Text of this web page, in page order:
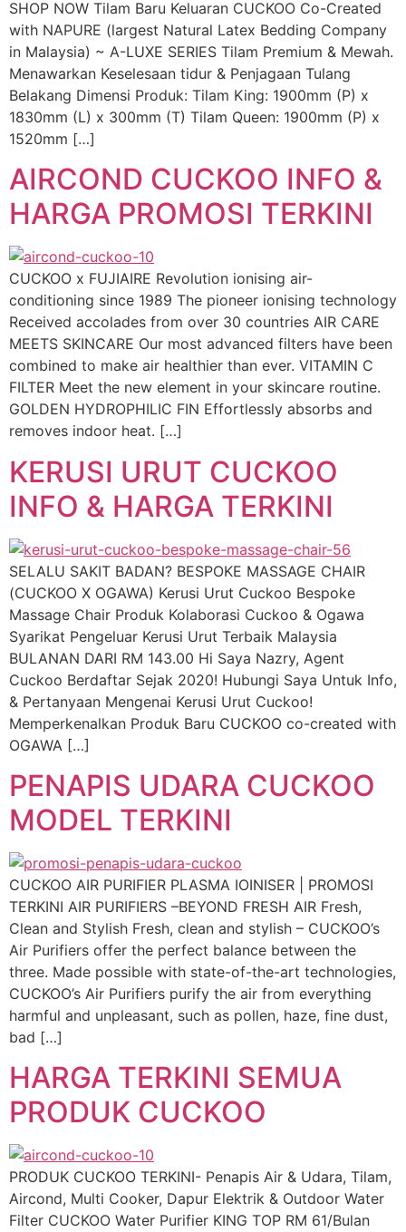
SHOP NOW Tilam Baru Keluaran CUCKOO Co-Created
with NAPURE (largest Natural Latex Bedding Company
in Malaysia) ~ A-LUXE SERIES Tilam Premium & Mewah.
Menawarkan Keselesaan tidur & Penjagaan Tulang
Belakang Dimensi Produk: Tilam King: 1900mm (P) x
1830mm (L) x 300mm (T) Tilam Queen: 1900mm (P) x
1520mm […]
AIRCOND CUCKOO INFO &
HARGA PROMOSI TERKINI
CUCKOO x FUJIAIRE Revolution ionising air-
conditioning since 1989 The pioneer ionising technology
Received accolades from over 30 countries AIR CARE
MEETS SKINCARE Our most advanced filters have been
combined to make air healthier than ever. VITAMIN C
FILTER Meet the new element in your skincare routine.
GOLDEN HYDROPHILIC FIN Effortlessly absorbs and
removes indoor heat. […]
KERUSI URUT CUCKOO
INFO & HARGA TERKINI
SELALU SAKIT BADAN? BESPOKE MASSAGE CHAIR
(CUCKOO X OGAWA) Kerusi Urut Cuckoo Bespoke
Massage Chair Produk Kolaborasi Cuckoo & Ogawa
Syarikat Pengeluar Kerusi Urut Terbaik Malaysia
BULANAN DARI RM 143.00 Hi Saya Nazry, Agent
Cuckoo Berdaftar Sejak 2020! Hubungi Saya Untuk Info,
& Pertanyaan Mengenai Kerusi Urut Cuckoo!
Memperkenalkan Produk Baru CUCKOO co-created with
OGAWA […]
PENAPIS UDARA CUCKOO
MODEL TERKINI
CUCKOO AIR PURIFIER PLASMA IOINISER | PROMOSI
TERKINI AIR PURIFIERS –BEYOND FRESH AIR Fresh,
Clean and Stylish Fresh, clean and stylish – CUCKOO’s
Air Purifiers offer the perfect balance between the
three. Made possible with state-of-the-art technologies,
CUCKOO’s Air Purifiers purify the air from everything
harmful and unpleasant, such as pollen, haze, fine dust,
bad […]
HARGA TERKINI SEMUA
PRODUK CUCKOO
PRODUK CUCKOO TERKINI- Penapis Air & Udara, Tilam,
Aircond, Multi Cooker, Dapur Elektrik & Outdoor Water
Filter CUCKOO Water Purifier KING TOP RM 61/Bulan